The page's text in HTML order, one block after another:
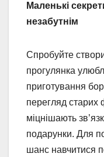
Маленькі
незабутнім
Спробуйте
прогулянка
приготування
перегляд старих
міцнішають
подарунки. Для
шанс навчитися